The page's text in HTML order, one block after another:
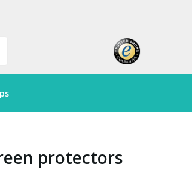
protectors